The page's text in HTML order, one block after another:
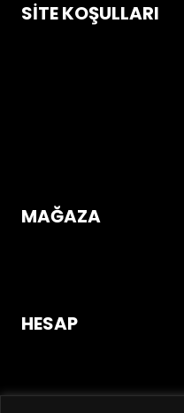
SITE KOŞULLARI
MAĞAZA
HESAP